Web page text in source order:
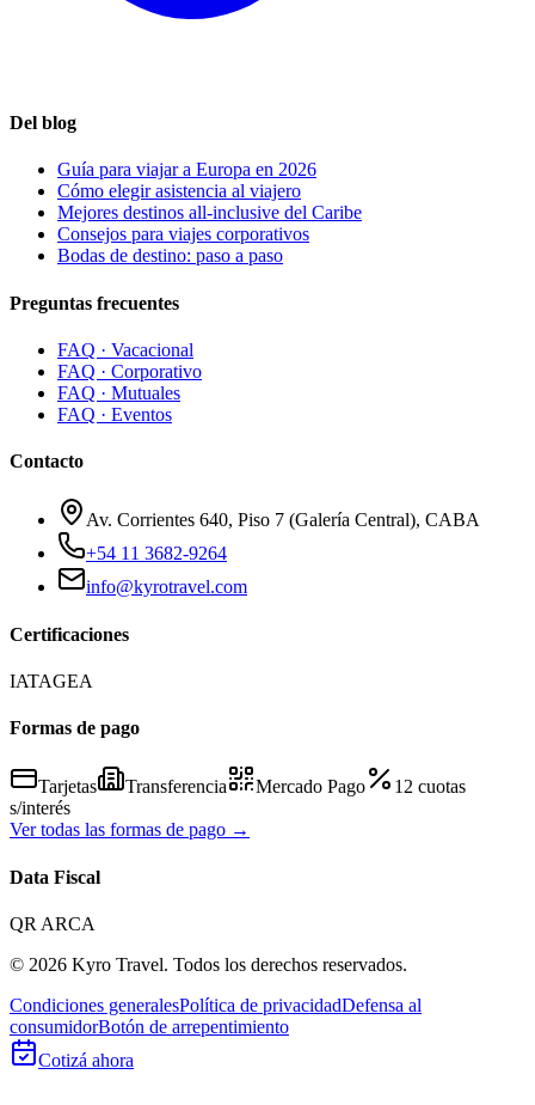
Del blog
Guía para viajar a Europa en 2026
Cómo elegir asistencia al viajero
Mejores destinos all-inclusive del Caribe
Consejos para viajes corporativos
Bodas de destino: paso a paso
Preguntas frecuentes
FAQ · Vacacional
FAQ · Corporativo
FAQ · Mutuales
FAQ · Eventos
Contacto
Av. Corrientes 640, Piso 7 (Galería Central), CABA
+54 11 3682-9264
info@kyrotravel.com
Certificaciones
IATAGEA
Formas de pago
Tarjetas Transferencia Mercado Pago
12 cuotas
s/interés
Ver todas las formas de pago →
Data Fiscal
QR ARCA
© 2026 Kyro Travel. Todos los derechos reservados.
Condiciones generalesPolítica de privacidadDefensa al
consumidorBotón de arrepentimiento
Cotizá ahora